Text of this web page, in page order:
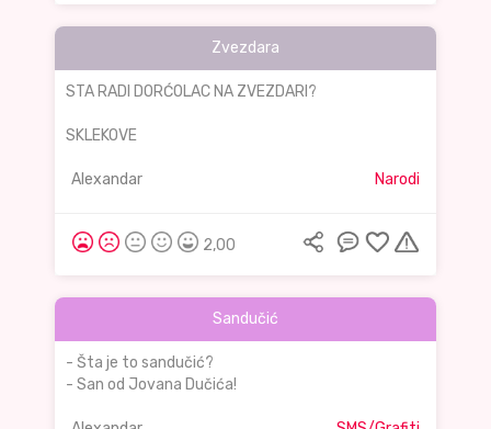
Zvezdara
STA RADI DORĆOLAC NA ZVEZDARI?
SKLEKOVE
Alexandar Narodi
2,00
Sandučić
- Šta je to sandučić?
- San od Jovana Dučića!